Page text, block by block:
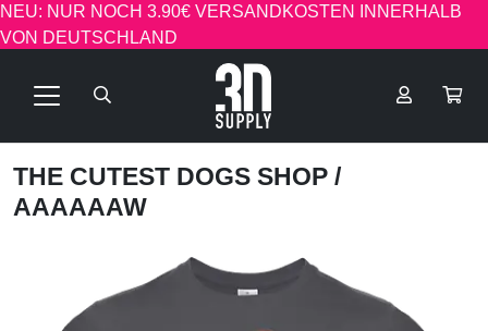
NEU: NUR NOCH 3.90€ VERSANDKOSTEN INNERHALB
VON DEUTSCHLAND
THE CUTEST DOGS SHOP /
AAAAAAW